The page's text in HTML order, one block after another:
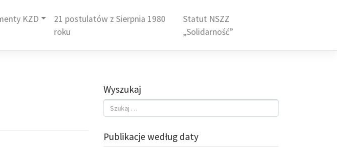
KZD
21 postulatów z Sierpnia 1980
roku
Statut NSZZ
„Solidarność”
Wyszukaj
Publikacje według daty